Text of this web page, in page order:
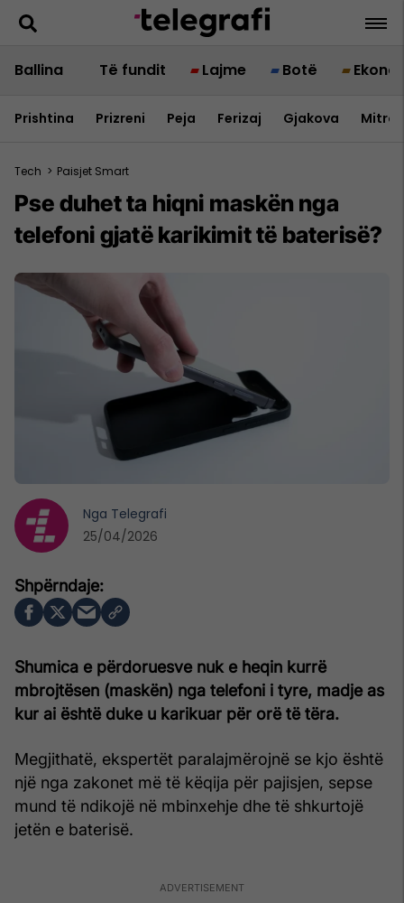
Ballina Të fundit Lajme Botë
Prishtina Prizreni Peja Ferizaj Gjakova
Tech > Paisjet Smart
Pse duhet ta hiqni maskën nga
telefoni gjatë karikimit të baterisë?
Shumica e përdoruesve nuk e heqin kurrë
mbrojtësen (maskën) nga telefoni i tyre, madje as
kur ai është duke u karikuar për orë të tëra.
Megjithatë, ekspertët paralajmërojnë se kjo është
një nga zakonet më të këqija për pajisjen, sepse
mund të ndikojë në mbinxehje dhe të shkurtojë
jetën e baterisë.
Nga Telegrafi
25/04/2026